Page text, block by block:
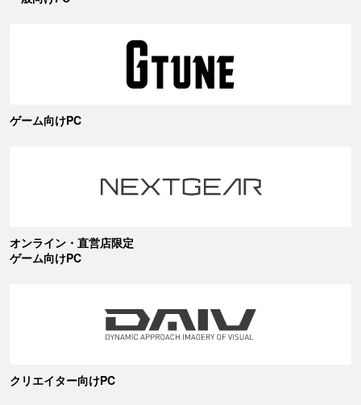
ゲーム向けPC
オンライン・直営店限定
ゲーム向けPC
クリエイター向けPC